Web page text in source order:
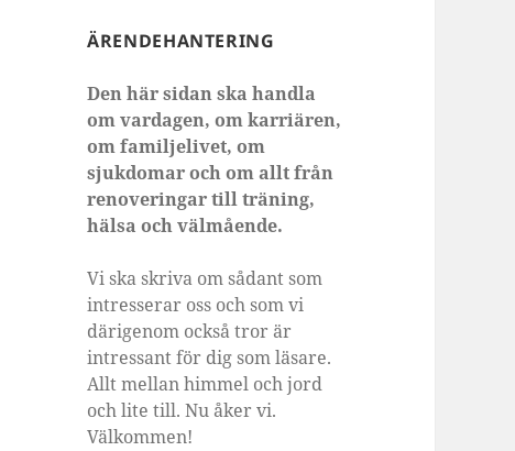
ÄRENDEHANTERING
Den här sidan ska handla
om vardagen, om karriären,
om familjelivet, om
sjukdomar och om allt från
renoveringar till träning,
hälsa och välmående.
Vi ska skriva om sådant som
intresserar oss och som vi
därigenom också tror är
intressant för dig som läsare.
Allt mellan himmel och jord
och lite till. Nu åker vi.
Välkommen!